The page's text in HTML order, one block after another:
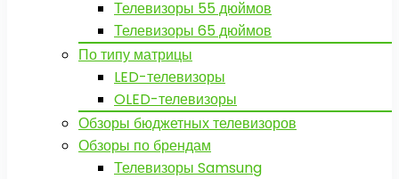
Телевизоры 55 дюймов
Телевизоры 65 дюймов
По типу матрицы
LED-телевизоры
OLED-телевизоры
Обзоры бюджетных телевизоров
Обзоры по брендам
Телевизоры Samsung